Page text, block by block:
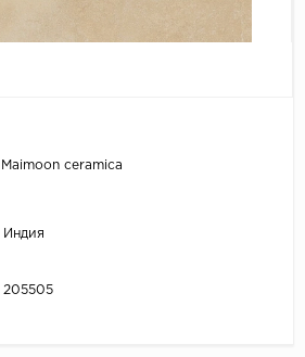
Maimoon ceramica
Индия
205505